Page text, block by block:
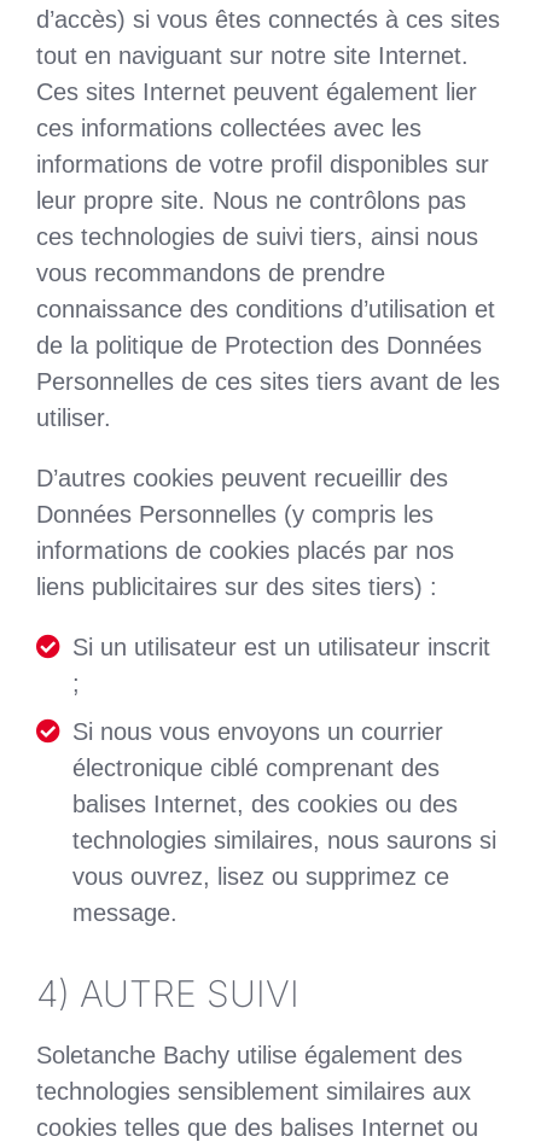
d’accès) si vous êtes connectés à ces sites
tout en naviguant sur notre site Internet.
Ces sites Internet peuvent également lier
ces informations collectées avec les
informations de votre profil disponibles sur
leur propre site. Nous ne contrôlons pas
ces technologies de suivi tiers, ainsi nous
vous recommandons de prendre
connaissance des conditions d’utilisation et
de la politique de Protection des Données
Personnelles de ces sites tiers avant de les
utiliser.
D’autres cookies peuvent recueillir des
Données Personnelles (y compris les
informations de cookies placés par nos
liens publicitaires sur des sites tiers) :
Si un utilisateur est un utilisateur inscrit
;
Si nous vous envoyons un courrier
électronique ciblé comprenant des
balises Internet, des cookies ou des
technologies similaires, nous saurons si
vous ouvrez, lisez ou supprimez ce
message.
4) AUTRE SUIVI
Soletanche Bachy utilise également des
technologies sensiblement similaires aux
cookies telles que des balises Internet ou